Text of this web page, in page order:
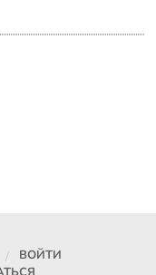
ВОЙТИ